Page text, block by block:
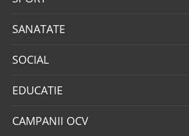
SANATATE
SOCIAL
EDUCATIE
CAMPANII OCV